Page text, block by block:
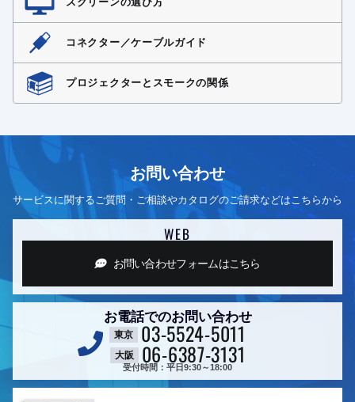
コネクター／ケーブルガイド
プロジェクターとスモークの関係
お問い合わせ
サービスに関するご質問・ご相談やカタログのご請求などはこちらから
WEB
お問い合わせフォームはこちら
お電話でのお問い合わせ
東京 03-5524-5011
大阪 06-6387-3131
受付時間：平日9:30～18:00